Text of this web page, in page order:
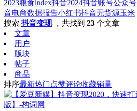
2023粮食index抖音2024抖音账号公众号
音电商数据报告小红书抖音无货源玉米
搜索抖音变现，共找到 23 个文章
文章
用户
版块
帖子
商品
排序最新热门 点赞评论收藏销量